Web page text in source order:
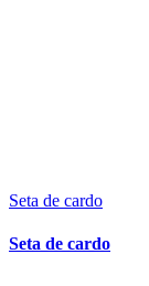
Seta de cardo
Seta de cardo